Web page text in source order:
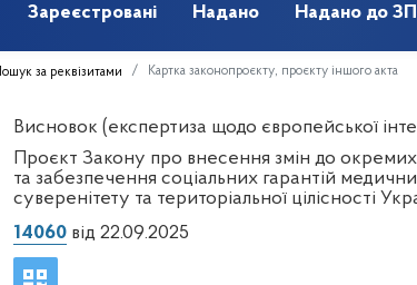
Зареєстровані Надано Надано до ЗП
Пошук за реквізитами Картка законопроєкту, проєкту іншого акта
Висновок (експертиза щодо європейської
Проєкт Закону про внесення змін до
та забезпечення соціальних гарантій
суверенітету та територіальної цілісності
14060від 22.09.2025